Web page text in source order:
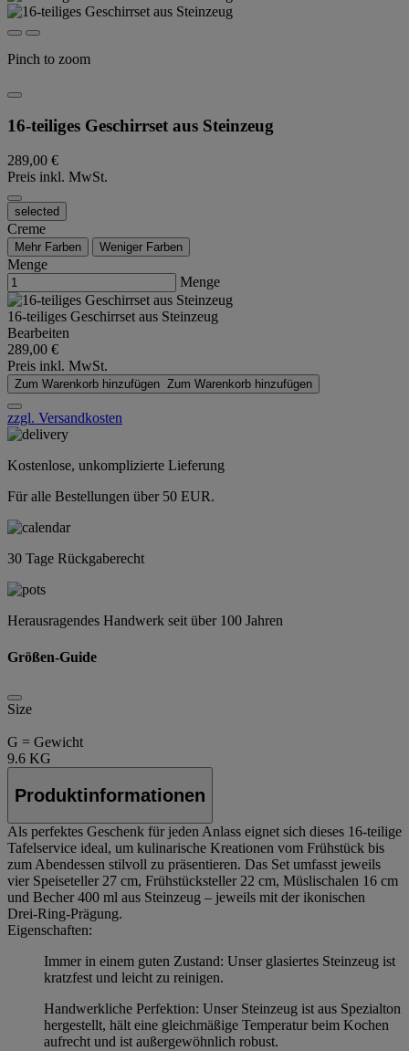
Pinch to zoom
16-teiliges Geschirrset aus Steinzeug
289,00 €
Preis inkl. MwSt.
selected
Creme
Mehr Farben Weniger Farben
Menge
Menge
16-teiliges Geschirrset aus Steinzeug
Bearbeiten
289,00 €
Preis inkl. MwSt.
Zum Warenkorb hinzufügen Zum Warenkorb hinzufügen
zzgl. Versandkosten
Kostenlose, unkomplizierte Lieferung
Für alle Bestellungen über 50 EUR.
30 Tage Rückgaberecht
Herausragendes Handwerk seit über 100 Jahren
Größen-Guide
Size
G = Gewicht
9.6 KG
Produktinformationen
Als perfektes Geschenk für jeden Anlass eignet sich dieses 16-teilige
Tafelservice ideal, um kulinarische Kreationen vom Frühstück bis
zum Abendessen stilvoll zu präsentieren. Das Set umfasst jeweils
vier Speiseteller 27 cm, Frühstücksteller 22 cm, Müslischalen 16 cm
und Becher 400 ml aus Steinzeug – jeweils mit der ikonischen
Drei‑Ring‑Prägung.
Eigenschaften:
Immer in einem guten Zustand: Unser glasiertes Steinzeug ist
kratzfest und leicht zu reinigen.
Handwerkliche Perfektion: Unser Steinzeug ist aus Spezialton
hergestellt, hält eine gleichmäßige Temperatur beim Kochen
aufrecht und ist außergewöhnlich robust.